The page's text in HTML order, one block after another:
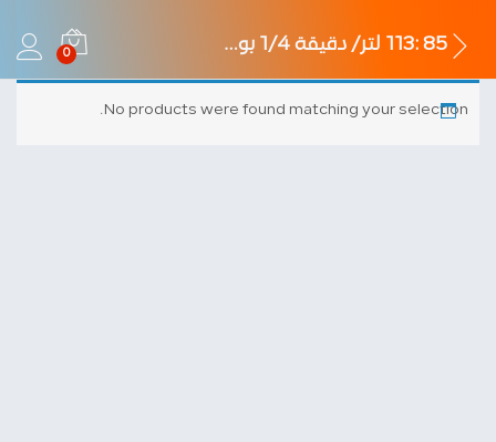
85 :113 لتر/ دقیقة 1/4 بوصة 0
No products were found matching your selection.